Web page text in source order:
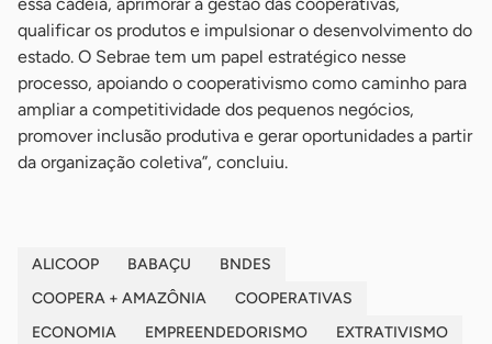
essa cadeia, aprimorar a gestão das cooperativas,
qualificar os produtos e impulsionar o desenvolvimento do
estado. O Sebrae tem um papel estratégico nesse
processo, apoiando o cooperativismo como caminho para
ampliar a competitividade dos pequenos negócios,
promover inclusão produtiva e gerar oportunidades a partir
da organização coletiva”, concluiu.
ALICOOP BABAÇU
BNDES
COOPERA + AMAZÔNIA
COOPERATIVAS
ECONOMIA
EMPREENDEDORISMO
EXTRATIVISMO